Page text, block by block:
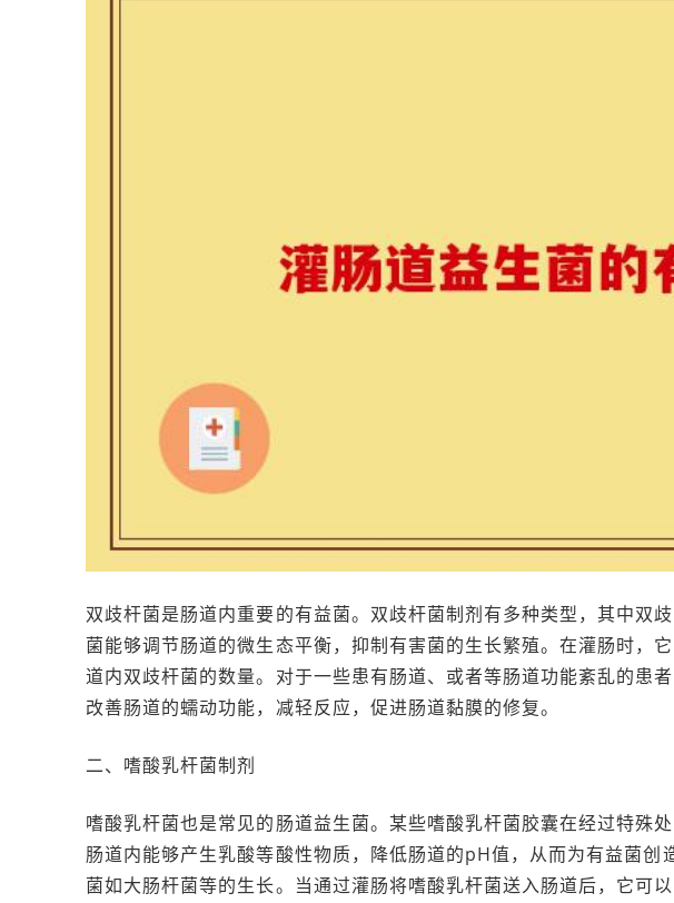
双歧杆菌是肠道内重要的有益菌。双歧杆菌制剂有多种类型，其中双
菌能够调节肠道的微生态平衡，抑制有害菌的生长繁殖。在灌肠时，
道内双歧杆菌的数量。对于一些患有肠道、或者等肠道功能紊乱的患
改善肠道的蠕动功能，减轻反应，促进肠道黏膜的修复。
二、嗜酸乳杆菌制剂
嗜酸乳杆菌也是常见的肠道益生菌。某些嗜酸乳杆菌胶囊在经过特殊
肠道内能够产生乳酸等酸性物质，降低肠道的pH值，从而为有益菌创
菌如大肠杆菌等的生长。当通过灌肠将嗜酸乳杆菌送入肠道后，它可